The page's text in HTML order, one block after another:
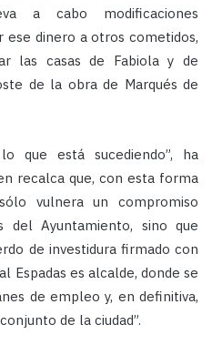
a cabo modificaciones
ese dinero a otros cometidos,
las casas de Fabiola y de
de la obra de Marqués de
que está sucediendo”, ha
recalca que, con esta forma
vulnera un compromiso
del Ayuntamiento, sino que
de investidura firmado con
Espadas es alcalde, donde se
de empleo y, en definitiva,
de la ciudad”.